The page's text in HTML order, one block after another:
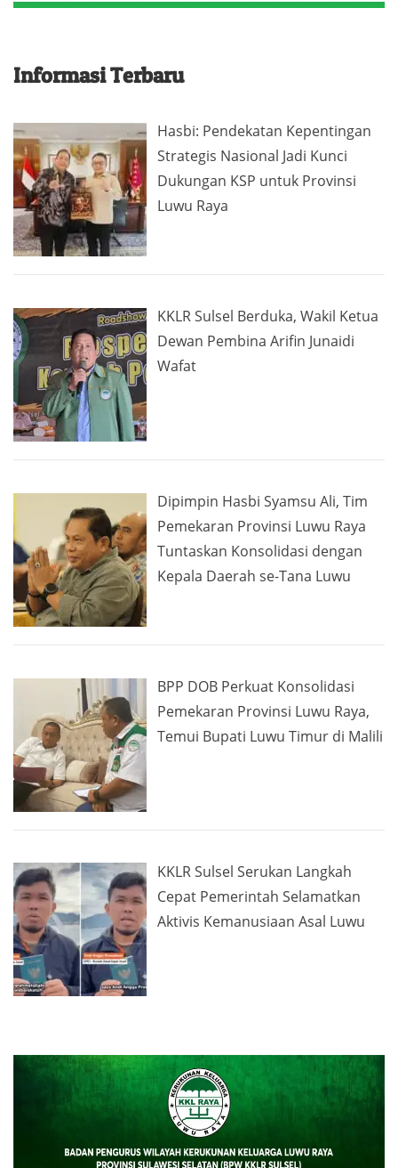
Informasi Terbaru
Hasbi: Pendekatan Kepentingan
Strategis Nasional Jadi Kunci
Dukungan KSP untuk Provinsi
Luwu Raya
KKLR Sulsel Berduka, Wakil Ketua
Dewan Pembina Arifin Junaidi
Wafat
Dipimpin Hasbi Syamsu Ali, Tim
Pemekaran Provinsi Luwu Raya
Tuntaskan Konsolidasi dengan
Kepala Daerah se-Tana Luwu
BPP DOB Perkuat Konsolidasi
Pemekaran Provinsi Luwu Raya,
Temui Bupati Luwu Timur di Malili
KKLR Sulsel Serukan Langkah
Cepat Pemerintah Selamatkan
Aktivis Kemanusiaan Asal Luwu